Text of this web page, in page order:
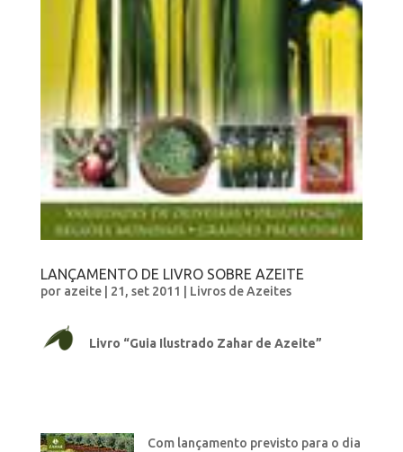
LANÇAMENTO DE LIVRO SOBRE AZEITE
por azeite| 21, set 2011 Livros de Azeites
Livro “Guia Ilustrado Zahar de Azeite”
Com lançamento previsto para o dia